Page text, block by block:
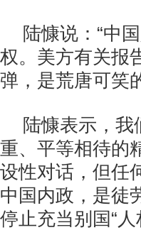
陆慷说：“中
权。美方有关报
弹，是荒唐可笑
陆慷表示，
重、平等相待的
设性对话，但任
中国内政，是徒
停止充当别国“人